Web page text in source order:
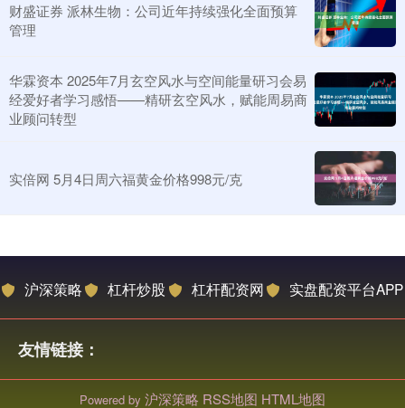
财盛证券 派林生物：公司近年持续强化全面预算
管理
华霖资本 2025年7月玄空风水与空间能量研习会易
经爱好者学习感悟——精研玄空风水，赋能周易商
业顾问转型
实倍网 5月4日周六福黄金价格998元/克
沪深策略 杠杆炒股 杠杆配资网 实盘配资平台APP
友情链接：
Powered by 沪深策略 RSS地图 HTML地图